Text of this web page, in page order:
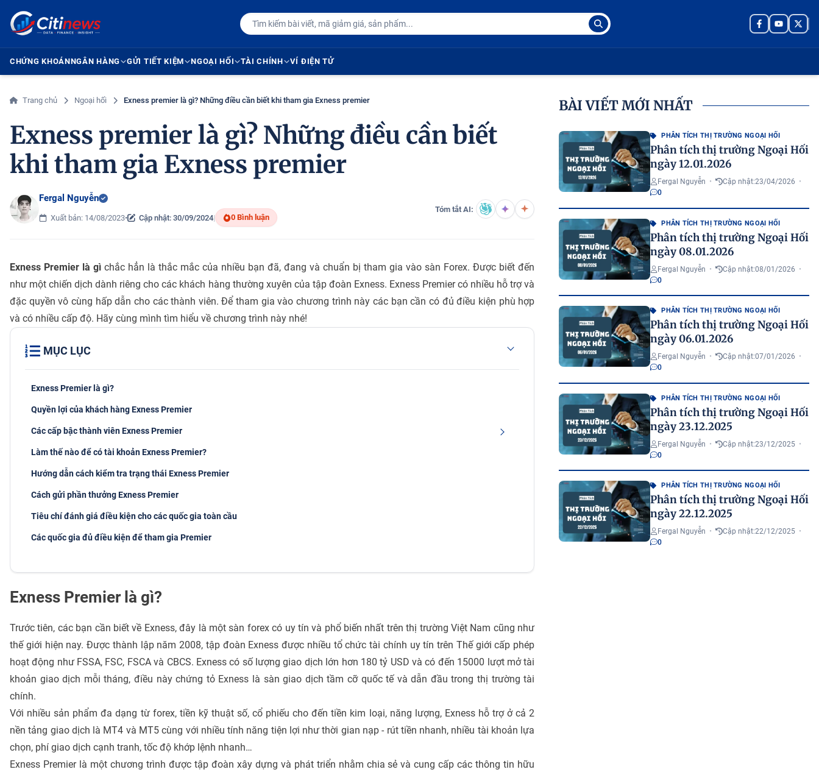
CHỨNG KHOÁNNGÂN HÀNG GỬI TIẾT KIỆM NGOẠI HỐI TÀI CHÍNH VÍ ĐIỆN TỬ
Trang chủ Ngoại hối Exness premier là gì? Những điều cần biết khi tham gia Exness premier
Exness premier là gì? Những điều cần biết
khi tham gia Exness premier
Fergal Nguyễn
Xuất bản: 14/08/2023• Cập nhật: 30/09/2024| 0 Bình luận
Tóm tắt AI:
Exness Premier là gì chắc hẳn là thắc mắc của nhiều bạn đã, đang và chuẩn bị tham gia vào sàn Forex. Được biết đến
như một chiến dịch dành riêng cho các khách hàng thường xuyên của tập đoàn Exness. Exness Premier có nhiều hỗ trợ và
đặc quyền vô cùng hấp dẫn cho các thành viên. Để tham gia vào chương trình này các bạn cần có đủ điều kiện phù hợp
và có nhiều cấp độ. Hãy cùng mình tìm hiểu về chương trình này nhé!
MỤC LỤC
Exness Premier là gì?
Quyền lợi của khách hàng Exness Premier
Các cấp bậc thành viên Exness Premier
Làm thế nào để có tài khoản Exness Premier?
Hướng dẫn cách kiểm tra trạng thái Exness Premier
Cách gửi phần thưởng Exness Premier
Tiêu chí đánh giá điều kiện cho các quốc gia toàn cầu
Các quốc gia đủ điều kiện để tham gia Premier
Exness Premier là gì?
Trước tiên, các bạn cần biết về Exness, đây là một sàn forex có uy tín và phổ biến nhất trên thị trường Việt Nam cũng như
thế giới hiện nay. Được thành lập năm 2008, tập đoàn Exness được nhiều tổ chức tài chính uy tín trên Thế giới cấp phép
hoạt động như FSSA, FSC, FSCA và CBCS. Exness có số lượng giao dịch lớn hơn 180 tỷ USD và có đến 15000 lượt mở tài
khoản giao dịch mỗi tháng, điều này chứng tỏ Exness là sàn giao dịch tầm cỡ quốc tế và dẫn đầu trong thị trường tài
chính.
Với nhiều sản phẩm đa dạng từ forex, tiền kỹ thuật số, cổ phiếu cho đến tiền kim loại, năng lượng, Exness hỗ trợ ở cả 2
nền tảng giao dịch là MT4 và MT5 cùng với nhiều tính năng tiện lợi như thời gian nạp - rút tiền nhanh, nhiều tài khoản lựa
chọn, phí giao dịch cạnh tranh, tốc độ khớp lệnh nhanh…
Exness Premier là một chương trình được tập đoàn xây dựng và phát triển nhằm chia sẻ và cung cấp các thông tin hữu
BÀI VIẾT MỚI NHẤT
PHÂN TÍCH THỊ TRƯỜNG NGOẠI HỐI
Phân tích thị trường Ngoại Hối
ngày 12.01.2026
Fergal Nguyễn • Cập nhật:23/04/2026 •
0
PHÂN TÍCH THỊ TRƯỜNG NGOẠI HỐI
Phân tích thị trường Ngoại Hối
ngày 08.01.2026
Fergal Nguyễn • Cập nhật:08/01/2026 •
0
PHÂN TÍCH THỊ TRƯỜNG NGOẠI HỐI
Phân tích thị trường Ngoại Hối
ngày 06.01.2026
Fergal Nguyễn • Cập nhật:07/01/2026 •
0
PHÂN TÍCH THỊ TRƯỜNG NGOẠI HỐI
Phân tích thị trường Ngoại Hối
ngày 23.12.2025
Fergal Nguyễn • Cập nhật:23/12/2025 •
0
PHÂN TÍCH THỊ TRƯỜNG NGOẠI HỐI
Phân tích thị trường Ngoại Hối
ngày 22.12.2025
Fergal Nguyễn • Cập nhật:22/12/2025 •
0